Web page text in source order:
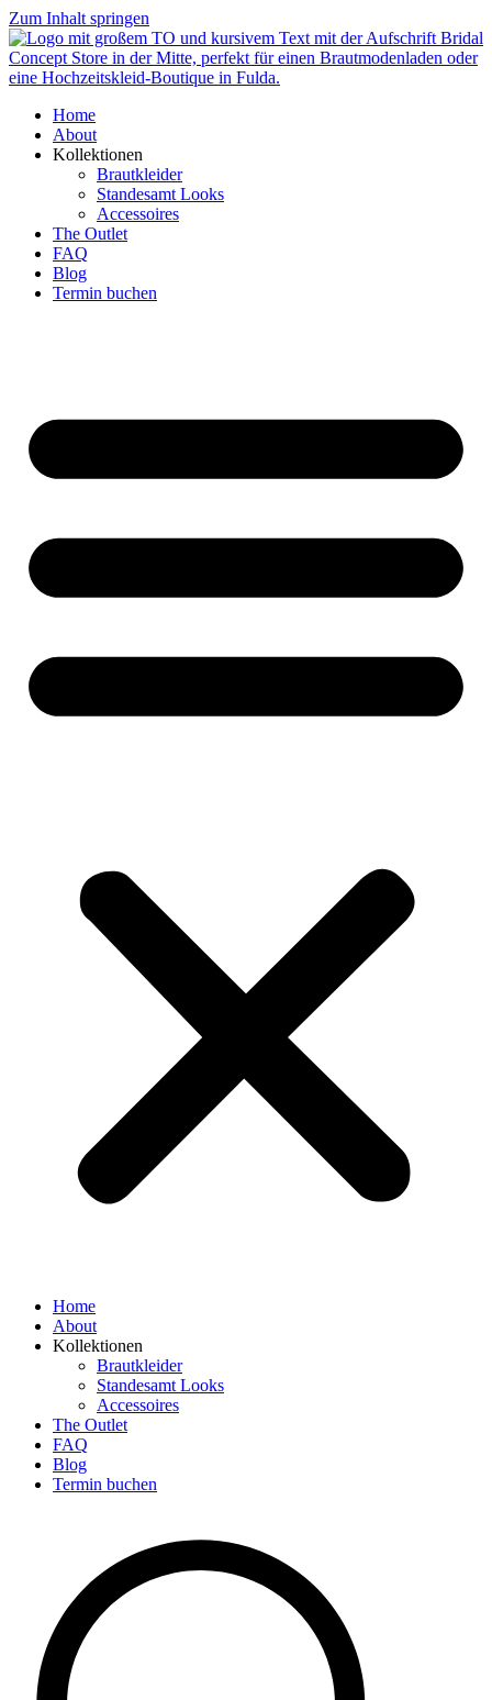
Zum Inhalt springen
Home
About
Kollektionen
Brautkleider
Standesamt Looks
Accessoires
The Outlet
FAQ
Blog
Termin buchen
Home
About
Kollektionen
Brautkleider
Standesamt Looks
Accessoires
The Outlet
FAQ
Blog
Termin buchen